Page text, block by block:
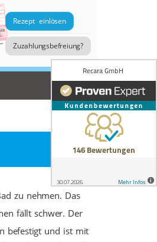
Rezept einlösen
Zuzahlungsbefreiung?
zu nehmen. Das
fällt schwer. Der
befestigt und ist mit